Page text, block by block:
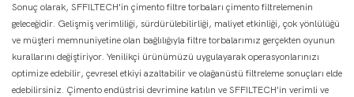
Sonuç olarak, SFFILTECH'in çimento filtre torbaları çimento filtrelemenin
geleceğidir. Gelişmiş verimliliği, sürdürülebilirliği, maliyet etkinliği, çok yönlülüğü
ve müşteri memnuniyetine olan bağlılığıyla filtre torbalarımız gerçekten oyunun
kurallarını değiştiriyor. Yenilikçi ürünümüzü uygulayarak operasyonlarınızı
optimize edebilir, çevresel etkiyi azaltabilir ve olağanüstü filtreleme sonuçları elde
edebilirsiniz. Çimento endüstrisi devrimine katılın ve SFFILTECH'in verimli ve